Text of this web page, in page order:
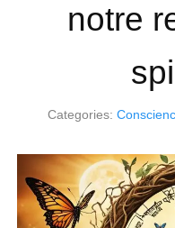
notre
Categories: